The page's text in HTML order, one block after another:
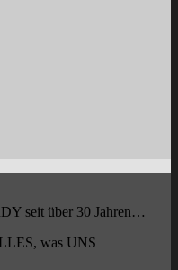
seit über 30 Jahren…
was UNS